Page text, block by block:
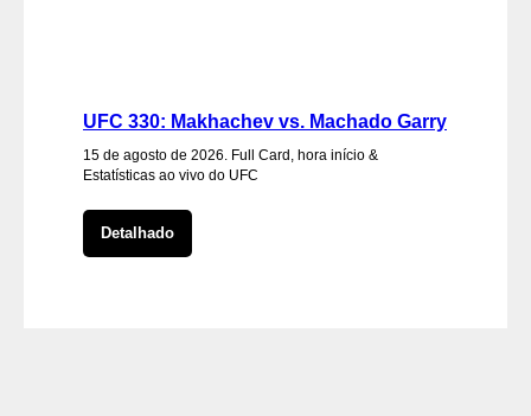
UFC 330: Makhachev vs. Machado Garry
15 de agosto de 2026. Full Card, hora início &
Estatísticas ao vivo do UFC
Detalhado